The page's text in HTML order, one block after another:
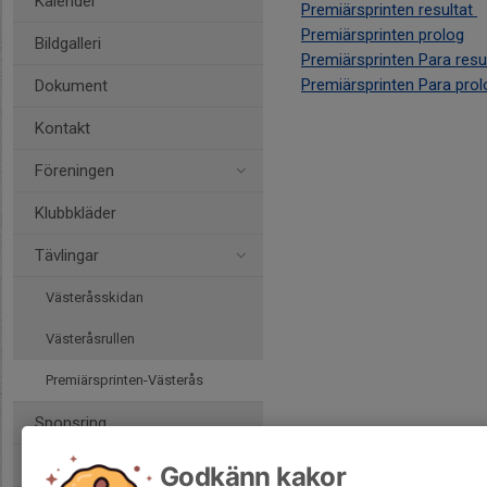
Bildgalleri
Dokument
Kontakt
Föreningen
Klubbkläder
Tävlingar
Västeråsskidan
Västeråsrullen
Premiärsprinten-Västerås
Sponsring
Bli medlem
Premiärsprinten resultat
Premiärsprinten prolog
Premiärsprinten Para
Premiärsprinten Para
Godkänn kakor